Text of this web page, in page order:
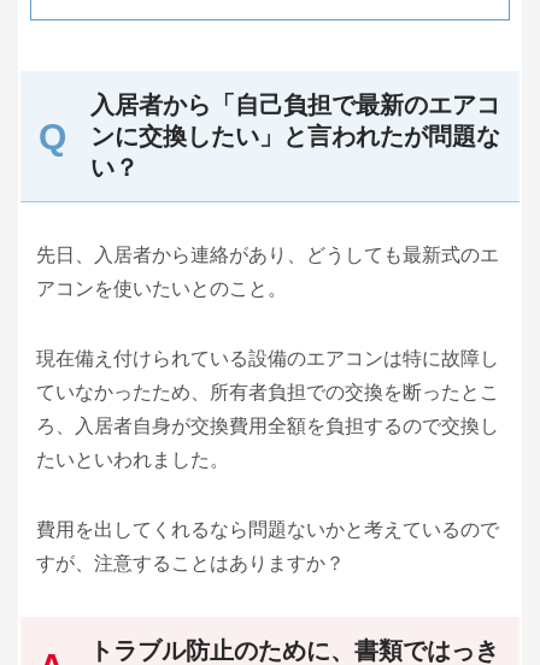
入居者から「自己負担で最新のエアコ
ンに交換したい」と言われたが問題な
い？
先日、入居者から連絡があり、どうしても最新式のエ
アコンを使いたいとのこと。
現在備え付けられている設備のエアコンは特に故障し
ていなかったため、所有者負担での交換を断ったとこ
ろ、入居者自身が交換費用全額を負担するので交換し
たいといわれました。
費用を出してくれるなら問題ないかと考えているので
すが、注意することはありますか？
トラブル防止のために、書類ではっき